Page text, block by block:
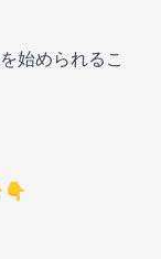
始められるこ